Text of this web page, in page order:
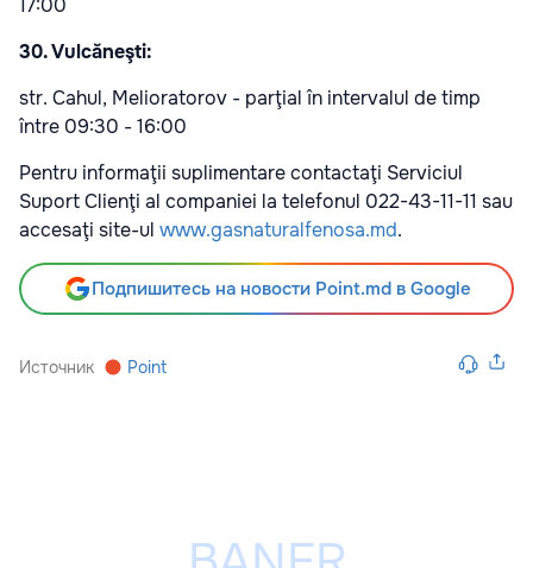
30. Vulcăneşti:
str. Cahul, Melioratorov - parţial în intervalul de timp
între 09:30 - 16:00
Pentru informaţii suplimentare contactaţi Serviciul
Suport Clienţi al companiei la telefonul 022-43-11-11 sau
accesaţi site-ul www.gasnaturalfenosa.md.
Подпишитесь на новости Point.md в Google
Источник Point